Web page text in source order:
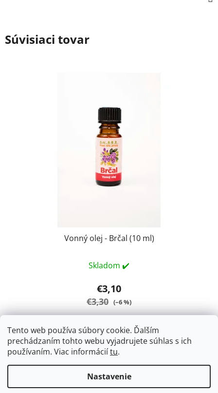
Tento web používa súbory cookie. Ďalším
prechádzaním tohto webu vyjadrujete súhlas s ich
používaním. Viac informáciítu.
Nastavenie
Súvisiaci tovar
Vonný olej - Brčal (10 ml)
Skladom ✔️
€3,10
€3,30 (–6 %)
DO KOŠÍKA